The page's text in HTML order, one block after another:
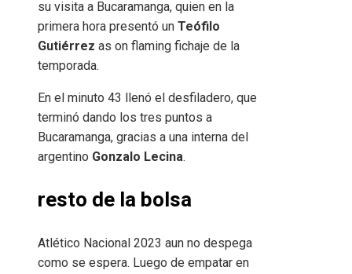
su visita a Bucaramanga, quien en la
primera hora presentó un Teófilo
Gutiérrez as on flaming fichaje de la
temporada.
En el minuto 43 llenó el desfiladero, que
terminó dando los tres puntos a
Bucaramanga, gracias a una interna del
argentino Gonzalo Lecina.
resto de la bolsa
Atlético Nacional 2023 aun no despega
como se espera. Luego de empatar en